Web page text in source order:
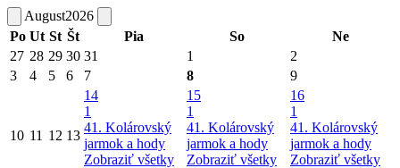
August2026
Po Ut St Št Pia So
Ne
27 28 29 30 31 1
2
3
4 5 6 7 8 9
10 11 12 13
14
1
41. Kolárovský
jarmok a hody
Zobraziť všetky
15
1
41. Kolárovský
jarmok a hody
Zobraziť všetky
16
1
41. Kolárovský
jarmok a hody
Zobraziť všetky